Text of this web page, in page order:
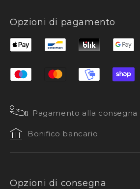
Opzioni di pagamento
Pagamento alla consegna
Bonifico bancario
Opzioni di consegna